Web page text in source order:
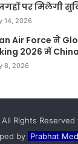
पर मिलेगी
14, 2026
Air Force ने
2026 में
8, 2026
Rights Reserved
by Prabhat